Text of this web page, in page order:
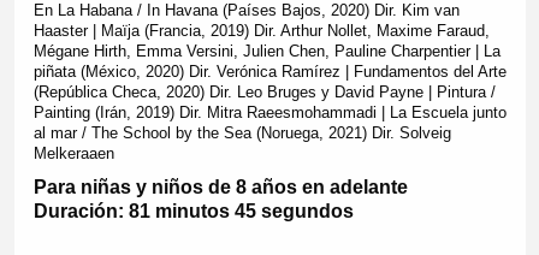
En La Habana / In Havana (Países Bajos, 2020) Dir. Kim van
Haaster | Maïja (Francia, 2019) Dir. Arthur Nollet, Maxime Faraud,
Mégane Hirth, Emma Versini, Julien Chen, Pauline Charpentier | La
piñata (México, 2020) Dir. Verónica Ramírez | Fundamentos del Arte
(República Checa, 2020) Dir. Leo Bruges y David Payne | Pintura /
Painting (Irán, 2019) Dir. Mitra Raeesmohammadi | La Escuela junto
al mar / The School by the Sea (Noruega, 2021) Dir. Solveig
Melkeraaen
Para niñas y niños de 8 años en adelante
Duración: 81 minutos 45 segundos